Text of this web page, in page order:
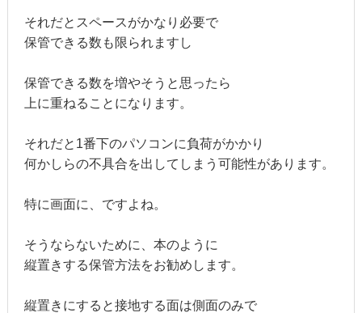
それだとスペースがかなり必要で
保管できる数も限られますし
保管できる数を増やそうと思ったら
上に重ねることになります。
それだと1番下のパソコンに負荷がかかり
何かしらの不具合を出してしまう可能性があります。
特に画面に、ですよね。
そうならないために、本のように
縦置きする保管方法をお勧めします。
縦置きにすると接地する面は側面のみで